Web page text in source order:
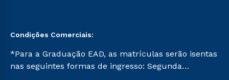
Condições Comerciais:
*Para a Graduação EAD, as matrículas serão isentas
nas seguintes formas de ingresso: Segunda